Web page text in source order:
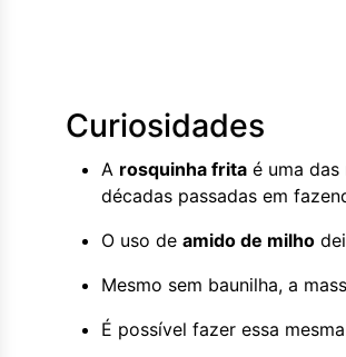
Curiosidades
A rosquinha frita é uma
décadas passadas em
O uso de amido de milho
Mesmo sem baunilha, a
É possível fazer essa